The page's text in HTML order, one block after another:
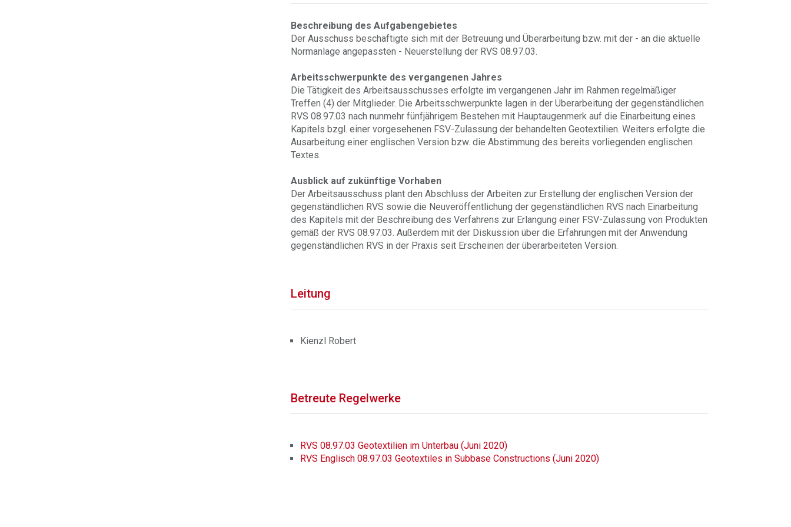
Beschreibung des Aufgabengebietes
Der Ausschuss beschäftigte sich mit der Betreuung und Überarbeitung bzw. mit der - an die aktuelle
Normanlage angepassten - Neuerstellung der RVS 08.97.03.
Arbeitsschwerpunkte des vergangenen Jahres
Die Tätigkeit des Arbeitsausschusses erfolgte im vergangenen Jahr im Rahmen regelmäßiger
Treffen (4) der Mitglieder. Die Arbeitsschwerpunkte lagen in der Überarbeitung der gegenständlichen
RVS 08.97.03 nach nunmehr fünfjährigem Bestehen mit Hauptaugenmerk auf die Einarbeitung eines
Kapitels bzgl. einer vorgesehenen FSV-Zulassung der behandelten Geotextilien. Weiters erfolgte die
Ausarbeitung einer englischen Version bzw. die Abstimmung des bereits vorliegenden englischen
Textes.
Ausblick auf zukünftige Vorhaben
Der Arbeitsausschuss plant den Abschluss der Arbeiten zur Erstellung der englischen Version der
gegenständlichen RVS sowie die Neuveröffentlichung der gegenständlichen RVS nach Einarbeitung
des Kapitels mit der Beschreibung des Verfahrens zur Erlangung einer FSV-Zulassung von Produkten
gemäß der RVS 08.97.03. Außerdem mit der Diskussion über die Erfahrungen mit der Anwendung
gegenständlichen RVS in der Praxis seit Erscheinen der überarbeiteten Version.
Leitung
Kienzl Robert
Betreute Regelwerke
RVS 08.97.03 Geotextilien im Unterbau (Juni 2020)
RVS Englisch 08.97.03 Geotextiles in Subbase Constructions (Juni 2020)